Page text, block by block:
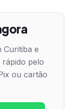
Curitiba e
rápido pelo
ou cartão